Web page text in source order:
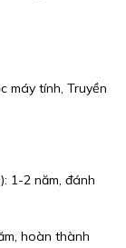
máy tính, Truyền
1-2 năm, đánh
hoàn thành